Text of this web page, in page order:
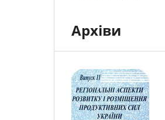
Архіви